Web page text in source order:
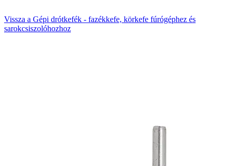
Vissza a Gépi drótkefék - fazékkefe, körkefe fúrógéphez és
sarokcsiszolóhozhoz